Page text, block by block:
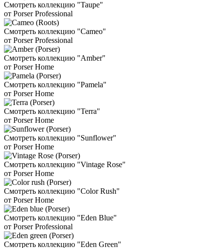
Смотреть коллекцию "Taupe"
от Porser Professional
Смотреть коллекцию "Cameo"
от Porser Professional
Смотреть коллекцию "Amber"
от Porser Home
Смотреть коллекцию "Pamela"
от Porser Home
Смотреть коллекцию "Terra"
от Porser Home
Смотреть коллекцию "Sunflower"
от Porser Home
Смотреть коллекцию "Vintage Rose"
от Porser Home
Смотреть коллекцию "Color Rush"
от Porser Home
Смотреть коллекцию "Eden Blue"
от Porser Professional
Смотреть коллекцию "Eden Green"